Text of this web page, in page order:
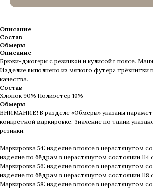
Описание
Состав
Обмеры
Описание
Брюки-джогеры с резинкой и кулисой в поясе.
Изделие выполнено из мягкого футера трёхнитки
качества.
Состав
Хлопок 90% Полиэстер 10%
Обмеры
ВНИМАНИЕ! В разделе «Обмеры» указаны
конкретной маркировке. Значение по талии
резинки.
Маркировка 54: изделие в поясе в нерастянутом
изделие по бёдрам в нерастянутом состоянии 114
Маркировка 56: изделие в поясе в нерастянутом
изделие по бёдрам в нерастянутом состоянии 118
Маркировка 58: изделие в поясе в нерастянутом